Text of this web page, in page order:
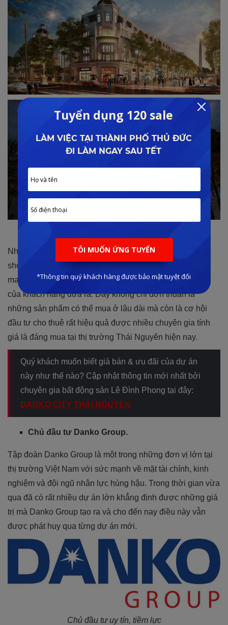
Nhiều loại hình sản phẩm được ra đời như liền kề,
shophouse và biệt thự với diện tích đa dạng hứa hẹn sẽ
mang đến những sản phẩm đáp ứng đầy đủ các tiêu chí
của khách hàng đưa ra. Đây không chỉ đơn thuần là
những sản phẩm có thể mua ở lâu dài mà còn là cơ hội
đầu tư cho thuê rất hiệu quả được nhiều chuyên gia tính
giá là đáng mua tại thị trường Thái Nguyên hiện nay.
Quý khách muốn biết giá bán & ưu đãi của dự án
này như thế nào? Cập nhật thông tin mới nhất bởi
chuyên gia bất động sản Lê Đình Phong tại đây:
DANKO CITY THÁI NGUYÊN
Chủ đầu tư Danko Group.
Tập đoàn Danko Group là một trong những đơn vị lớn tại
thị trường Việt Nam với sức mạnh về mặt tài chính, kinh
nghiệm và đội ngũ nhân lực hùng hậu. Trong thời gian vừa
qua đã có rất nhiều dự án lớn khẳng định được những giá
trị mà Danko Group tạo ra và cho đến nay điều này vẫn
được phát huy qua từng dự án mới.
Chủ đầu tư uy tín, tiềm lực